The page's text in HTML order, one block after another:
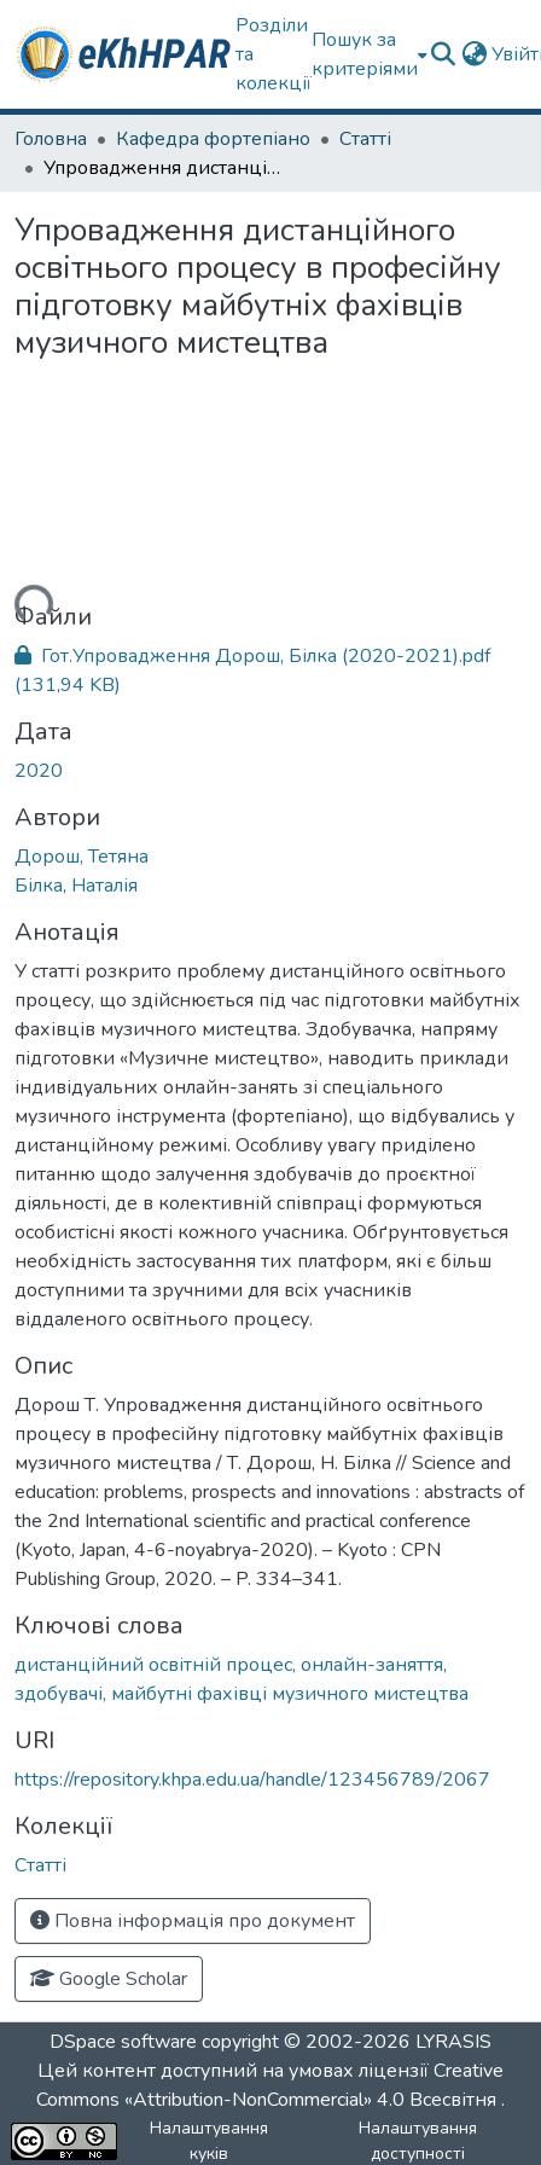
Розділи
та
колекції
Пошук за
критеріями
Головна Кафедра фортепіано
Статті
Упровадження дистанційного освітнього процесу в професійну підготовку майбутніх фахівців музичного мистецтва
Упровадження дистанційного
освітнього процесу в професійну
підготовку майбутніх фахівців
музичного мистецтва
Файли
Гот.Упровадження Дорош, Білка (2020-2021).pdf
(131,94 KB)
Дата
2020
Автори
Дорош, Тетяна
Білка, Наталія
Анотація
У статті розкрито проблему дистанційного освітнього
процесу, що здійснюється під час підготовки майбутніх
фахівців музичного мистецтва. Здобувачка, напряму
підготовки «Музичне мистецтво», наводить приклади
індивідуальних онлайн-занять зі спеціального
музичного інструмента (фортепіано), що відбувались у
дистанційному режимі. Особливу увагу приділено
питанню щодо залучення здобувачів до проєктної
діяльності, де в колективній співпраці формуються
особистісні якості кожного учасника. Обґрунтовується
необхідність застосування тих платформ, які є більш
доступними та зручними для всіх учасників
віддаленого освітнього процесу.
Опис
Дорош Т. Упровадження дистанційного освітнього
процесу в професійну підготовку майбутніх фахівців
музичного мистецтва / Т. Дорош, Н. Білка // Science and
education: problems, prospects and innovations : abstracts of
the 2nd International scientific and practical conference
(Kyoto, Japan, 4-6-noyabrya-2020). – Kyoto : CPN
Publishing Group, 2020. – P. 334–341.
Ключові слова
дистанційний освітній процес, онлайн-заняття,
здобувачі, майбутні фахівці музичного мистецтва
URI
https://repository.khpa.edu.ua/handle/123456789/2067
Колекції
Статті
Повна інформація про документ
Google Scholar
DSpace software copyright © 2002-2026 LYRASIS
Цей контент доступний на умовах ліцензіїCreative
Commons «Attribution-NonCommercial» 4.0 Всесвітня .
Налаштування
куків
Налаштування
доступності